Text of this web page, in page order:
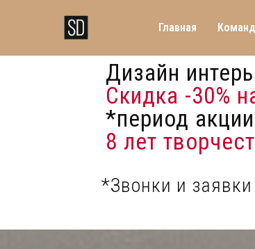
Главная
*Звонки и
Дизайн
Скидка -30%
*период
8 лет